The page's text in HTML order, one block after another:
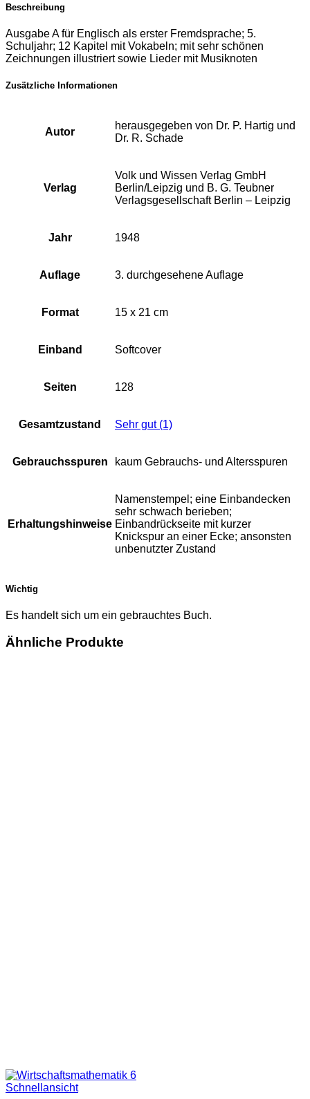
Beschreibung
Ausgabe A für Englisch als erster Fremdsprache; 5.
Schuljahr; 12 Kapitel mit Vokabeln; mit sehr schönen
Zeichnungen illustriert sowie Lieder mit Musiknoten
Zusätzliche Informationen
Autor
herausgegeben von Dr. P. Hartig und
Dr. R. Schade
Verlag
Volk und Wissen Verlag GmbH
Berlin/Leipzig und B. G. Teubner
Verlagsgesellschaft Berlin – Leipzig
Jahr 1948
Auflage 3. durchgesehene Auflage
Format 15 x 21 cm
Einband Softcover
Seiten 128
Gesamtzustand Sehr gut (1)
Gebrauchsspuren kaum Gebrauchs- und Altersspuren
Erhaltungshinweise
Namenstempel; eine Einbandecken
sehr schwach berieben;
Einbandrückseite mit kurzer
Knickspur an einer Ecke; ansonsten
unbenutzter Zustand
Wichtig
Es handelt sich um ein gebrauchtes Buch.
Ähnliche Produkte
Schnellansicht